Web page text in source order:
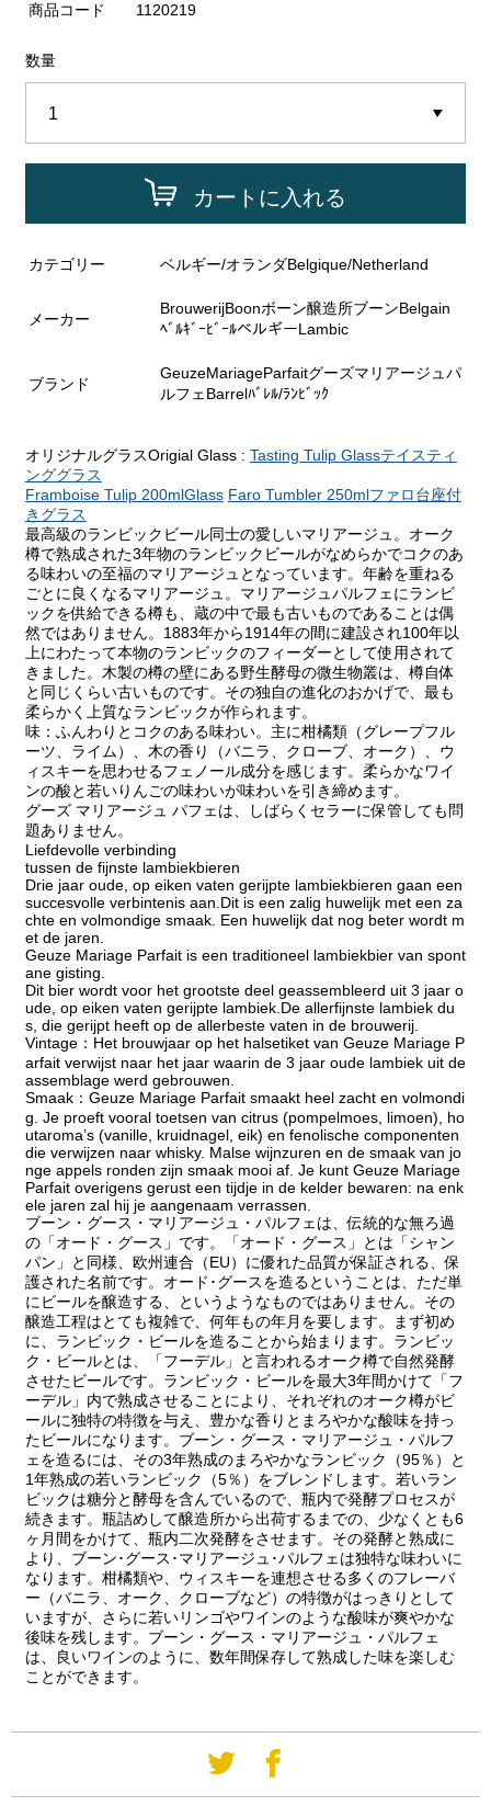
商品コード 1120219
数量
カートに入れる
カテゴリー ベルギー/オランダBelgique/Netherland
メーカー
BrouwerijBoonボーン醸造所ブーンBelgain
ﾍﾞﾙｷﾞｰﾋﾞｰﾙベルギーLambic
ブランド
GeuzeMariageParfaitグーズマリアージュパ
ルフェBarrelﾊﾞﾚﾙ/ﾗﾝﾋﾞｯｸ
オリジナルグラスOrigial Glass : Tasting Tulip Glassテイスティ
ンググラス
Framboise Tulip 200mlGlass Faro Tumbler 250mlファロ台座付
きグラス
最高級のランビックビール同士の愛しいマリアージュ。オーク
樽で熟成された3年物のランビックビールがなめらかでコクのあ
る味わいの至福のマリアージュとなっています。年齢を重ねる
ごとに良くなるマリアージュ。マリアージュパルフェにランビ
ックを供給できる樽も、蔵の中で最も古いものであることは偶
然ではありません。1883年から1914年の間に建設され100年以
上にわたって本物のランビックのフィーダーとして使用されて
きました。木製の樽の壁にある野生酵母の微生物叢は、樽自体
と同じくらい古いものです。その独自の進化のおかげで、最も
柔らかく上質なランビックが作られます。
味：ふんわりとコクのある味わい。主に柑橘類（グレープフル
ーツ、ライム）、木の香り（バニラ、クローブ、オーク）、ウ
ィスキーを思わせるフェノール成分を感じます。柔らかなワイ
ンの酸と若いりんごの味わいが味わいを引き締めます。
グーズ マリアージュ パフェは、しばらくセラーに保管しても問
題ありません。
Liefdevolle verbinding
tussen de fijnste lambiekbieren
Drie jaar oude, op eiken vaten gerijpte lambiekbieren gaan een
succesvolle verbintenis aan.Dit is een zalig huwelijk met een za
chte en volmondige smaak. Een huwelijk dat nog beter wordt m
et de jaren.
Geuze Mariage Parfait is een traditioneel lambiekbier van spont
ane gisting.
Dit bier wordt voor het grootste deel geassembleerd uit 3 jaar o
ude, op eiken vaten gerijpte lambiek.De allerfijnste lambiek du
s, die gerijpt heeft op de allerbeste vaten in de brouwerij.
Vintage：Het brouwjaar op het halsetiket van Geuze Mariage P
arfait verwijst naar het jaar waarin de 3 jaar oude lambiek uit de
assemblage werd gebrouwen.
Smaak：Geuze Mariage Parfait smaakt heel zacht en volmondi
g. Je proeft vooral toetsen van citrus (pompelmoes, limoen), ho
utaroma’s (vanille, kruidnagel, eik) en fenolische componenten
die verwijzen naar whisky. Malse wijnzuren en de smaak van jo
nge appels ronden zijn smaak mooi af. Je kunt Geuze Mariage
Parfait overigens gerust een tijdje in de kelder bewaren: na enk
ele jaren zal hij je aangenaam verrassen.
ブーン・グース・マリアージュ・パルフェは、伝統的な無ろ過
の「オード・グース」です。「オード・グース」とは「シャン
パン」と同様、欧州連合（EU）に優れた品質が保証される、保
護された名前です。オード･グースを造るということは、ただ単
にビールを醸造する、というようなものではありません。その
醸造工程はとても複雑で、何年もの年月を要します。まず初め
に、ランビック・ビールを造ることから始まります。ランビッ
ク・ビールとは、「フーデル」と言われるオーク樽で自然発酵
させたビールです。ランビック・ビールを最大3年間かけて「フ
ーデル」内で熟成させることにより、それぞれのオーク樽がビ
ールに独特の特徴を与え、豊かな香りとまろやかな酸味を持っ
たビールになります。ブーン・グース・マリアージュ・パルフ
ェを造るには、その3年熟成のまろやかなランビック（95％）と
1年熟成の若いランビック（5％）をブレンドします。若いラン
ビックは糖分と酵母を含んでいるので、瓶内で発酵プロセスが
続きます。瓶詰めして醸造所から出荷するまでの、少なくとも6
ヶ月間をかけて、瓶内二次発酵をさせます。その発酵と熟成に
より、ブーン･グース･マリアージュ･パルフェは独特な味わいに
なります。柑橘類や、ウィスキーを連想させる多くのフレーバ
ー（バニラ、オーク、クローブなど）の特徴がはっきりとして
いますが、さらに若いリンゴやワインのような酸味が爽やかな
後味を残します。ブーン・グース・マリアージュ・パルフェ
は、良いワインのように、数年間保存して熟成した味を楽しむ
ことができます。